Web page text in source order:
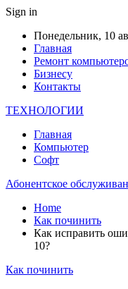
Sign in
Понедельник, 10
Главная
Ремонт
Бизнесу
Контакты
ТЕХНОЛОГИИ
Главная
Компьютер
Софт
Абонентское
Home
Как починить
Как исправить
10?
Как починить